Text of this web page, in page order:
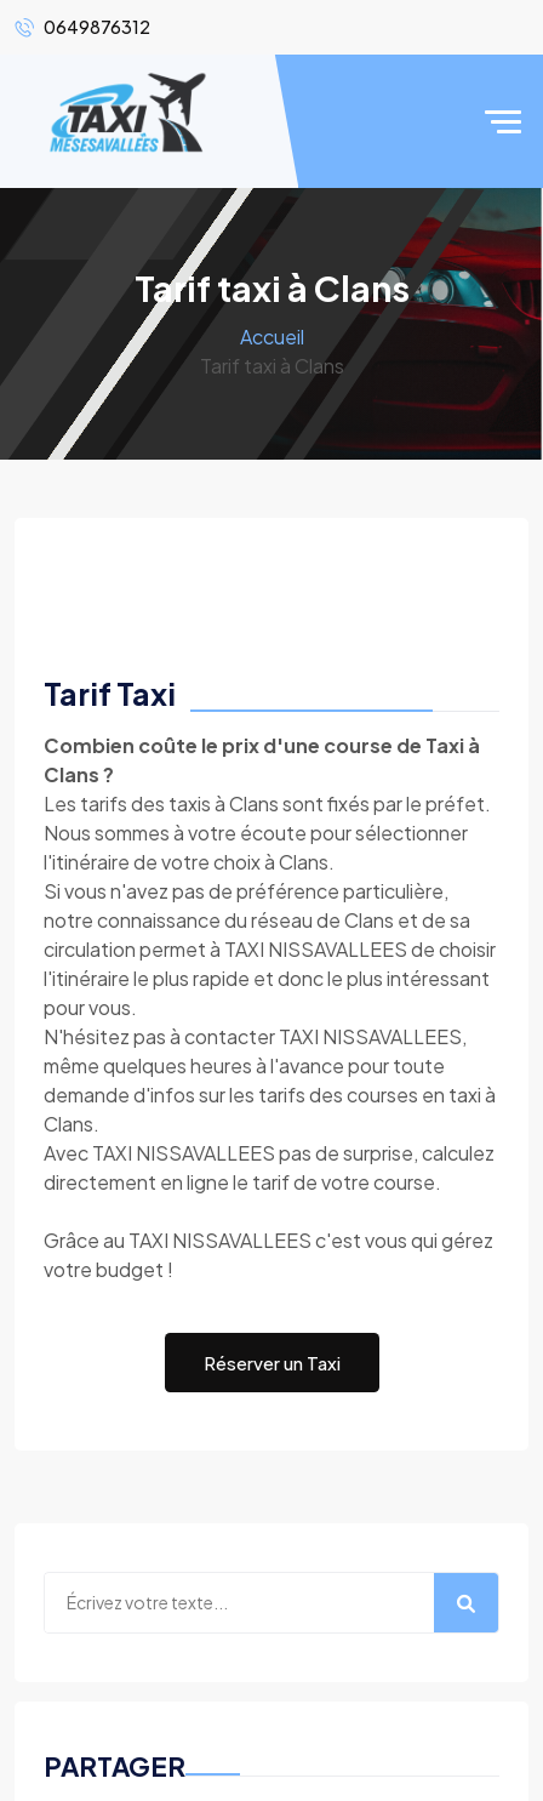
0649876312
Tarif taxi à Clans
Accueil
Tarif taxi à Clans
Tarif Taxi
Combien coûte le prix d'une course de Taxi à
Clans ?
Les tarifs des taxis à Clans sont fixés par le préfet.
Nous sommes à votre écoute pour sélectionner
l'itinéraire de votre choix à Clans.
Si vous n'avez pas de préférence particulière,
notre connaissance du réseau de Clans et de sa
circulation permet à TAXI NISSAVALLEES de choisir
l'itinéraire le plus rapide et donc le plus intéressant
pour vous.
N'hésitez pas à contacter TAXI NISSAVALLEES,
même quelques heures à l'avance pour toute
demande d'infos sur les tarifs des courses en taxi à
Clans.
Avec TAXI NISSAVALLEES pas de surprise, calculez
directement en ligne le tarif de votre course.
Grâce au TAXI NISSAVALLEES c'est vous qui gérez
votre budget !
Réserver un Taxi
PARTAGER